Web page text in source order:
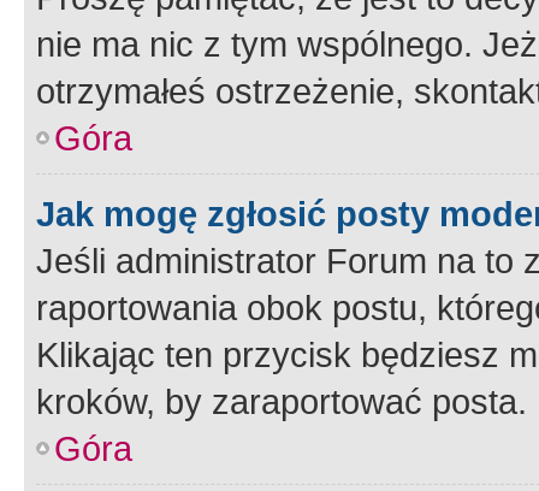
nie ma nic z tym wspólnego.
otrzymałeś ostrzeżenie,
Góra
Jak mogę zgłosić posty
Jeśli administrator Forum na to
raportowania obok postu,
Klikając ten przycisk będziesz
kroków, by zaraportować posta.
Góra